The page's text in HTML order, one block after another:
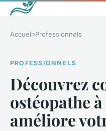
Accueil›Professionnels
PROFESSIONNELS
Découvrez
ostéopathe
améliore